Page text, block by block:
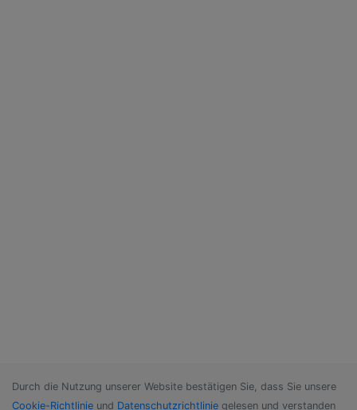
Durch die Nutzung unserer Website bestätigen Sie, dass Sie unsere
Cookie-Richtlinie und Datenschutzrichtlinie gelesen und verstanden